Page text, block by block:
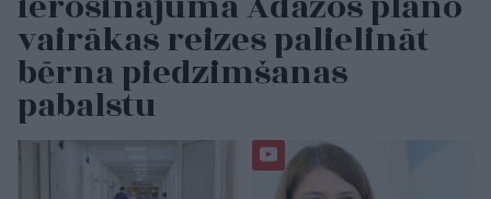
vairākas reizes palielināt
bērna piedzimšanas
pabalstu